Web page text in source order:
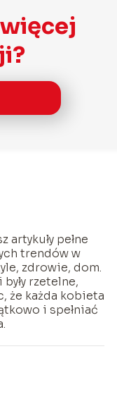
artykuły pełne
trendów w
zdrowie, dom.
rzetelne,
że każda kobieta
i spełniać